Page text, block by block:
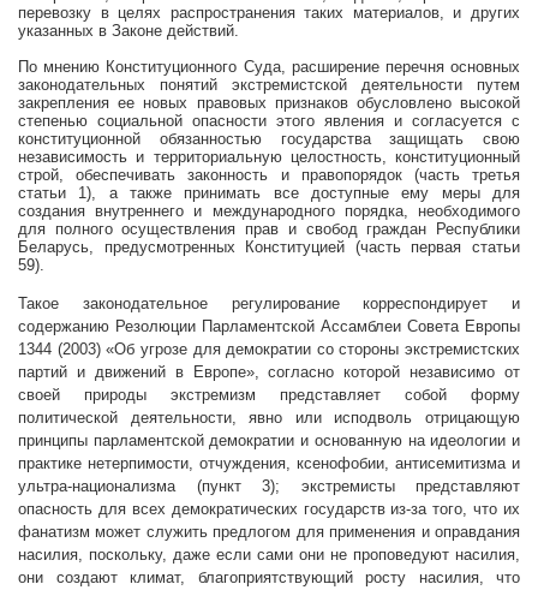
перевозку в целях распространения таких материалов, и других
указанных в Законе действий.
По мнению Конституционного Суда, расширение перечня основных
законодательных понятий экстремистской деятельности путем
закрепления ее новых правовых признаков обусловлено высокой
степенью социальной опасности этого явления и согласуется с
конституционной обязанностью государства защищать свою
независимость и территориальную целостность, конституционный
строй, обеспечивать законность и правопорядок (часть третья
статьи 1), а также принимать все доступные ему меры для
создания внутреннего и международного порядка, необходимого
для полного осуществления прав и свобод граждан Республики
Беларусь, предусмотренных Конституцией (часть первая статьи
59).
Такое законодательное регулированиекорреспондирует и
содержанию Резолюции Парламентской Ассамблеи Совета Европы
1344 (2003)«Об угрозе для демократии со стороны экстремистских
партий и движений в Европе», согласно которой независимо от
своей природы экстремизм представляет собой форму
политической деятельности, явно или исподволь отрицающую
принципы парламентской демократии и основанную на идеологии и
практике нетерпимости, отчуждения, ксенофобии, антисемитизма и
ультра-национализма (пункт 3); экстремисты представляют
опасность для всех демократических государств из-за того, что их
фанатизм может служить предлогом для применения и оправдания
насилия, поскольку, даже если сами они не проповедуют насилия,
они создают климат, благоприятствующий росту насилия, что